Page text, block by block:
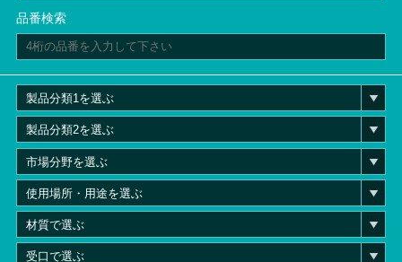
品番検索